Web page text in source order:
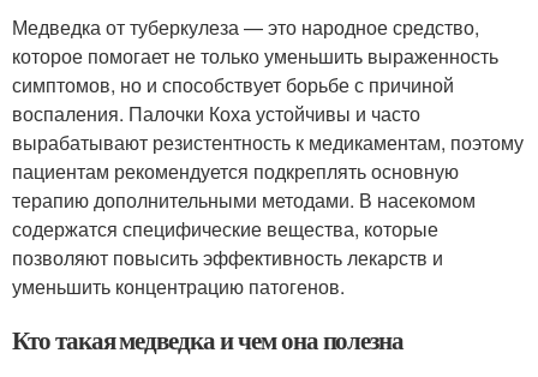
Медведка от туберкулеза — это народное средство,
которое помогает не только уменьшить выраженность
симптомов, но и способствует борьбе с причиной
воспаления. Палочки Коха устойчивы и часто
вырабатывают резистентность к медикаментам, поэтому
пациентам рекомендуется подкреплять основную
терапию дополнительными методами. В насекомом
содержатся специфические вещества, которые
позволяют повысить эффективность лекарств и
уменьшить концентрацию патогенов.
Кто такая медведка и чем она полезна